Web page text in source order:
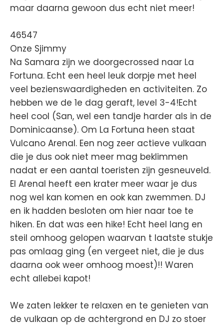
maar daarna gewoon dus echt niet meer!
46547
Onze Sjimmy
Na Samara zijn we doorgecrossed naar La
Fortuna. Echt een heel leuk dorpje met heel
veel bezienswaardigheden en activiteiten. Zo
hebben we de 1e dag geraft, level 3-4!Echt
heel cool (San, wel een tandje harder als in de
Dominicaanse). Om La Fortuna heen staat
Vulcano Arenal. Een nog zeer actieve vulkaan
die je dus ook niet meer mag beklimmen
nadat er een aantal toeristen zijn gesneuveld.
El Arenal heeft een krater meer waar je dus
nog wel kan komen en ook kan zwemmen. DJ
en ik hadden besloten om hier naar toe te
hiken. En dat was een hike! Echt heel lang en
steil omhoog gelopen waarvan t laatste stukje
pas omlaag ging (en vergeet niet, die je dus
daarna ook weer omhoog moest)!! Waren
echt allebei kapot!
We zaten lekker te relaxen en te genieten van
de vulkaan op de achtergrond en DJ zo stoer